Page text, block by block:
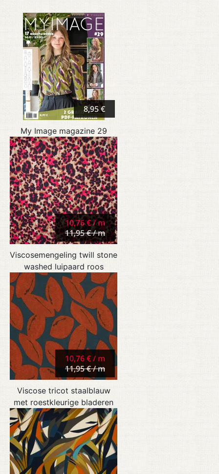
8,95 €
My Image magazine 29
10,76 € / m
11,95 € / m
Viscosemengeling twill stone
washed luipaard roos
10,76 € / m
11,95 € / m
Viscose tricot staalblauw
met roestkleurige bladeren